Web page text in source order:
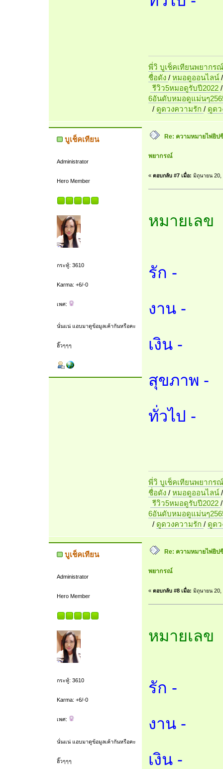
พี่วิ บูเช็คเทียนพยากร
ชื่อดัง / หมอดูออนไลน์
รีวิว5หมอดูรับปี2022
6อันดับหมอดูแม่นๆ
/ ดูดวงความรัก / ดูด
บูเช็คเทียน
Administrator
Hero Member
กระทู้: 3610
Karma: +6/-0
เพศ:
นั่นแน่ แอบมาดูข้อมูลเค้ากันหรือคะ
ฮิ๊วๆๆๆ
Re: ความหมายไพ่ยิป
พยากรณ์
« ตอบกลับ #7 เมื่อ: มิถุนายน 20,
หมายเลข
รัก -
งาน -
เงิน -
สุขภาพ -
ทั่วไป -
พี่วิ บูเช็คเทียนพยากร
ชื่อดัง / หมอดูออนไลน์
รีวิว5หมอดูรับปี2022
6อันดับหมอดูแม่นๆ
/ ดูดวงความรัก / ดูด
บูเช็คเทียน
Administrator
Hero Member
กระทู้: 3610
Karma: +6/-0
เพศ:
นั่นแน่ แอบมาดูข้อมูลเค้ากันหรือคะ
ฮิ๊วๆๆๆ
Re: ความหมายไพ่ยิป
พยากรณ์
« ตอบกลับ #8 เมื่อ: มิถุนายน 20,
หมายเลข
รัก -
งาน -
เงิน -